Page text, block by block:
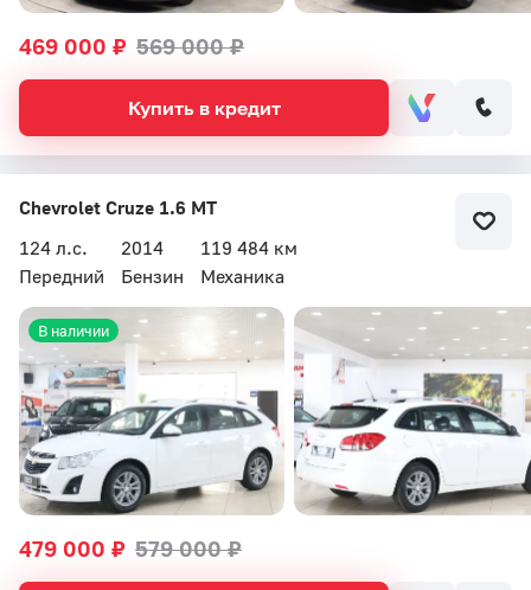
469 000 ₽ 569 000 ₽
Купить в кредит
Chevrolet Cruze 1.6 MT
124 л.с.
2014
119 484 км
Передний
Бензин Механика
479 000 ₽ 579 000 ₽
В наличии